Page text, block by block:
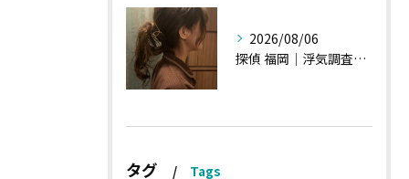
2026/08/06
探偵 福岡｜浮気調査の現場から・・・・チハルさん特集
タグ Tags